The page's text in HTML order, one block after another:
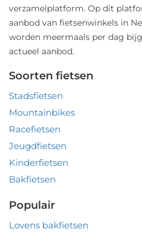
verzamelplatform. Op dit
aanbod van fietsenwinkels in
worden meermaals per dag
actueel aanbod.
Soorten fietsen
Stadsfietsen
Mountainbikes
Racefietsen
Jeugdfietsen
Kinderfietsen
Bakfietsen
Populair
Lovens bakfietsen